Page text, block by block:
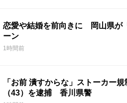
恋愛や結婚を前向きに 岡山県が
ーン
1時間前
「お前 潰すからな」ストーカー
（43）を逮捕 香川県警